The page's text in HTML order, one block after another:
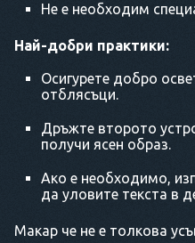
Не е необходим
Най-добри практики:
Осигурете добро
отблясъци.
Дръжте второто
получи ясен образ.
Ако е необходимо,
да уловите текста в
Макар че не е толкова